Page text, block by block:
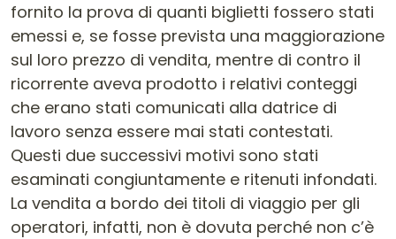
fornito la prova di quanti biglietti fossero stati
emessi e, se fosse prevista una maggiorazione
sul loro prezzo di vendita, mentre di contro il
ricorrente aveva prodotto i relativi conteggi
che erano stati comunicati alla datrice di
lavoro senza essere mai stati contestati.
Questi due successivi motivi sono stati
esaminati congiuntamente e ritenuti infondati.
La vendita a bordo dei titoli di viaggio per gli
operatori, infatti, non è dovuta perché non c’è